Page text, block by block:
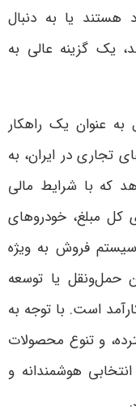
یا به دنبال
یک گزینه عالی به
عنوان یک راهکار
تجاری در ایران، به
که با شرایط مالی
کل مبلغ، خودروهای
فروش به ویژه
حمل‌ونقل یا توسعه
است. با توجه به
و تنوع محصولات
هوشمندانه و
.